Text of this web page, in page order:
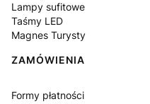
Lampy sufitowe
Taśmy LED
Magnes Turysty
ZAMÓWIENIA
Formy płatności